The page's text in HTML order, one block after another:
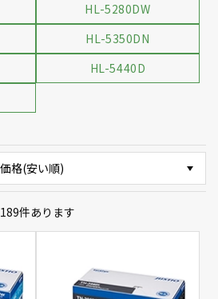
HL-5280DW
HL-5350DN
HL-5440D
189件あります